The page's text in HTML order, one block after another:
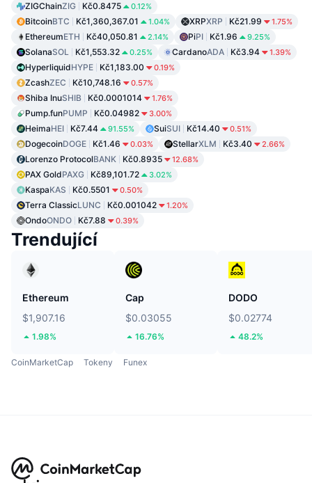
ZIGChainZIG Kč0.8475 0.12%
BitcoinBTC Kč1,360,367.01 1.04% XRPXRP Kč21.99 1.75%
EthereumETH Kč40,050.81 2.14% PiPI Kč1.96 9.25%
SolanaSOL Kč1,553.32 0.25% CardanoADA Kč3.94 1.39%
HyperliquidHYPE Kč1,183.00 0.19%
ZcashZEC Kč10,748.16 0.57%
Shiba InuSHIB Kč0.0001014 1.76%
Pump.funPUMP Kč0.04982 3.00%
HeimaHEI Kč7.44 91.55% SuiSUI Kč14.40 0.51%
DogecoinDOGE Kč1.46 0.03% StellarXLM Kč3.40 2.66%
Lorenzo ProtocolBANK Kč0.8935 12.68%
PAX GoldPAXG Kč89,101.72 3.02%
KaspaKAS Kč0.5501 0.50%
Terra ClassicLUNC Kč0.001042 1.20%
OndoONDO Kč7.88 0.39%
Trendující
Ethereum
$1,907.16
1.98%
Cap
$0.03055
16.76%
DODO
$0.02774
48.2%
CoinMarketCap Tokeny Funex